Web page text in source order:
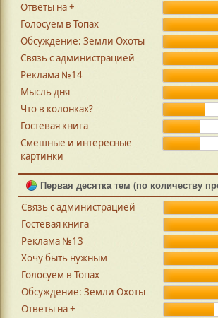
Ответы на +
Голосуем в Топах
Обсуждение: Земли Охоты
Связь с администрацией
Реклама №14
Мысль дня
Что в колонках?
Гостевая книга
Смешные и интересные
картинки
Первая десятка тем (по количеству
Связь с администрацией
Гостевая книга
Реклама №13
Хочу быть нужным
Голосуем в Топах
Обсуждение: Земли Охоты
Ответы на +